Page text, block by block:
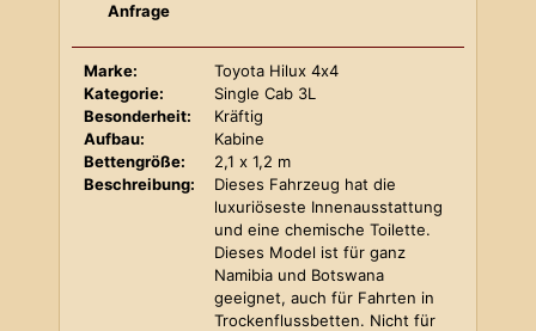
Anfrage
Marke:
Toyota Hilux 4x4
Kategorie:
Single Cab 3L
Besonderheit:
Kräftig
Aufbau:
Kabine
Bettengröße:
2,1 x 1,2 m
Beschreibung:
Dieses Fahrzeug hat die
luxuriöseste Innenausstattung
und eine chemische Toilette.
Dieses Model ist für ganz
Namibia und Botswana
geeignet, auch für Fahrten in
Trockenflussbetten. Nicht für